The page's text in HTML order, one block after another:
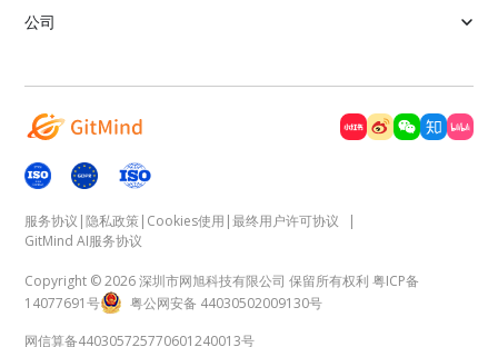
公司
服务协议 |隐私政策| Cookies使用 |最终用户许可协议
|
GitMind AI服务协议
Copyright © 2026 深圳市网旭科技有限公司 保留所有权利粤ICP备
14077691号
粤公网安备 44030502009130号
网信算备440305725770601240013号